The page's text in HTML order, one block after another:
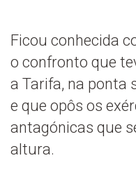
Ficou conhecida
o confronto que
a Tarifa, na ponta
e que opôs os
antagónicas que
altura.